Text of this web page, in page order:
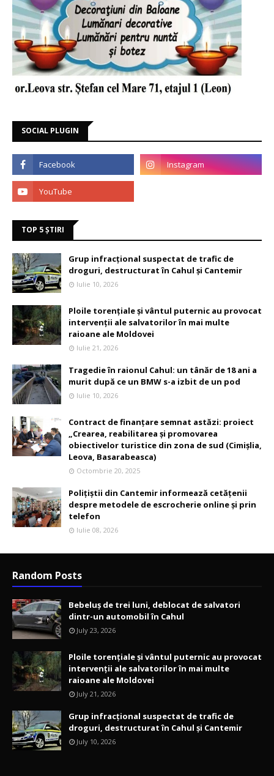
SOCIAL PLUGIN
TOP 5 ȘTIRI
Grup infracțional suspectat de trafic de
droguri, destructurat în Cahul și Cantemir
Iulie 10, 2026
Ploile torențiale și vântul puternic au provocat
intervenții ale salvatorilor în mai multe
raioane ale Moldovei
Iulie 21, 2026
Tragedie în raionul Cahul: un tânăr de 18 ani a
murit după ce un BMW s-a izbit de un pod
Iulie 10, 2026
Contract de finanțare semnat astăzi: proiect
„Crearea, reabilitarea și promovarea
obiectivelor turistice din zona de sud (Cimișlia,
Leova, Basarabeasca)
Octombrie 20, 2025
Polițiștii din Cantemir informează cetățenii
despre metodele de escrocherie online și prin
telefon
Iulie 08, 2026
Random Posts
Bebeluș de trei luni, deblocat de salvatori
dintr-un automobil în Cahul
July 23, 2026
Ploile torențiale și vântul puternic au provocat
intervenții ale salvatorilor în mai multe
raioane ale Moldovei
July 21, 2026
Grup infracțional suspectat de trafic de
droguri, destructurat în Cahul și Cantemir
July 10, 2026